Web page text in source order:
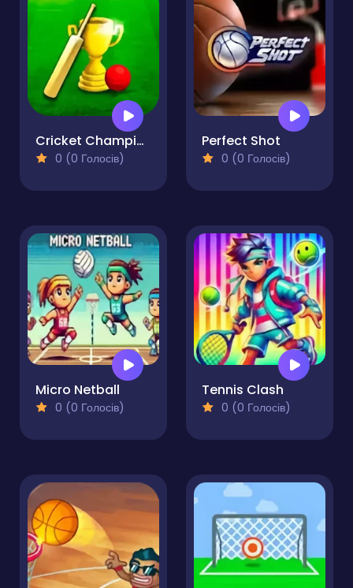
Cricket Championship
0 (0 Голосів)
Perfect Shot
0 (0 Голосів)
Micro Netball
0 (0 Голосів)
Tennis Clash
0 (0 Голосів)